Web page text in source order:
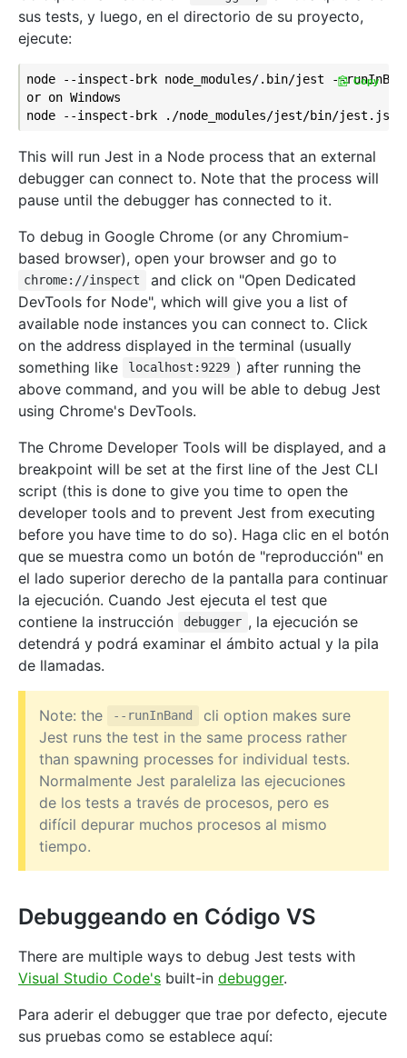
sus tests, y luego, en el directorio de su proyecto,
ejecute:
node --inspect-brk node_modules/.bin/jest --
or on Windows
Copy
This will run Jest in a Node process that an external
debugger can connect to. Note that the process will
pause until the debugger has connected to it.
To debug in Google Chrome (or any Chromium-
based browser), open your browser and go to
chrome://inspect
and click on "Open Dedicated
DevTools for Node", which will give you a list of
available node instances you can connect to. Click
on the address displayed in the terminal (usually
something like
localhost:9229 ) after running the
above command, and you will be able to debug Jest
using Chrome's DevTools.
The Chrome Developer Tools will be displayed, and a
breakpoint will be set at the first line of the Jest CLI
script (this is done to give you time to open the
developer tools and to prevent Jest from executing
before you have time to do so). Haga clic en el botón
que se muestra como un botón de "reproducción" en
el lado superior derecho de la pantalla para continuar
la ejecución. Cuando Jest ejecuta el test que
contiene la instrucción
debugger , la ejecución se
detendrá y podrá examinar el ámbito actual y la pila
de llamadas.
Note: the --runInBand
cli option makes sure
Jest runs the test in the same process rather
than spawning processes for individual tests.
Normalmente Jest paraleliza las ejecuciones
de los tests a través de procesos, pero es
difícil depurar muchos procesos al mismo
tiempo.
Debuggeando en Código VS
There are multiple ways to debug Jest tests with
Visual Studio Code's built-in debugger.
Para aderir el debugger que trae por defecto, ejecute
sus pruebas como se establece aquí: